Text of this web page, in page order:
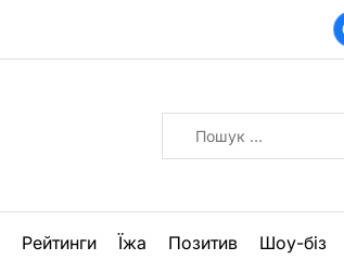
Рейтинги Їжа Позитив Шоу-біз